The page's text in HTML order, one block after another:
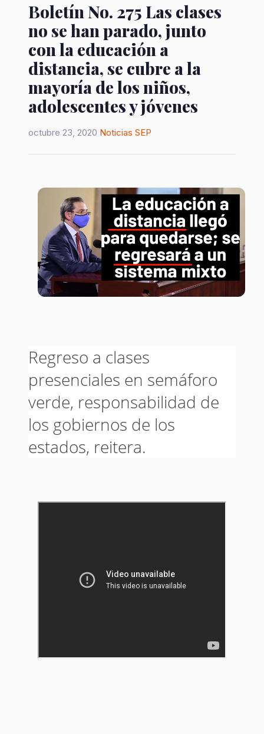
Boletín No. 275 Las clases
no se han parado, junto
con la educación a
distancia, se cubre a la
mayoría de los niños,
adolescentes y jóvenes
octubre 23, 2020 Noticias SEP
Regreso a clases
presenciales en semáforo
verde, responsabilidad de
los gobiernos de los
estados, reitera.